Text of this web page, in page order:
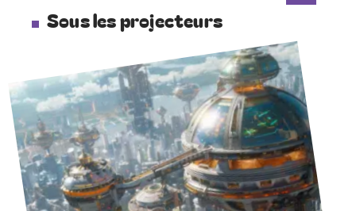
Sous les projecteurs